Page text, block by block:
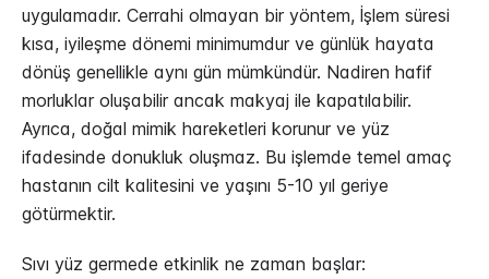
uygulamadır. Cerrahi olmayan bir yöntem, İşlem süresi
kısa, iyileşme dönemi minimumdur ve günlük hayata
dönüş genellikle aynı gün mümkündür. Nadiren hafif
morluklar oluşabilir ancak makyaj ile kapatılabilir.
Ayrıca, doğal mimik hareketleri korunur ve yüz
ifadesinde donukluk oluşmaz. Bu işlemde temel amaç
hastanın cilt kalitesini ve yaşını 5-10 yıl geriye
götürmektir.
Sıvı yüz germede etkinlik ne zaman başlar: